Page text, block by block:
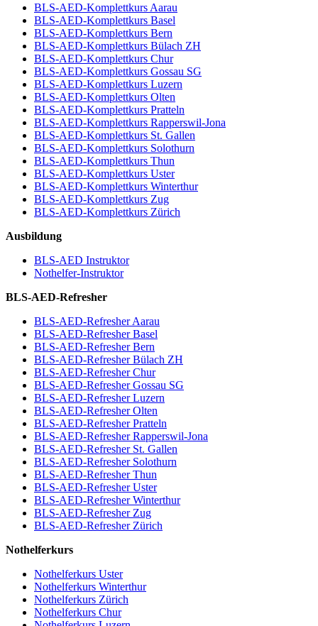
BLS-AED-Komplettkurs Aarau
BLS-AED-Komplettkurs Basel
BLS-AED-Komplettkurs Bern
BLS-AED-Komplettkurs Bülach ZH
BLS-AED-Komplettkurs Chur
BLS-AED-Komplettkurs Gossau SG
BLS-AED-Komplettkurs Luzern
BLS-AED-Komplettkurs Olten
BLS-AED-Komplettkurs Pratteln
BLS-AED-Komplettkurs Rapperswil-Jona
BLS-AED-Komplettkurs St. Gallen
BLS-AED-Komplettkurs Solothurn
BLS-AED-Komplettkurs Thun
BLS-AED-Komplettkurs Uster
BLS-AED-Komplettkurs Winterthur
BLS-AED-Komplettkurs Zug
BLS-AED-Komplettkurs Zürich
Ausbildung
BLS-AED Instruktor
Nothelfer-Instruktor
BLS-AED-Refresher
BLS-AED-Refresher Aarau
BLS-AED-Refresher Basel
BLS-AED-Refresher Bern
BLS-AED-Refresher Bülach ZH
BLS-AED-Refresher Chur
BLS-AED-Refresher Gossau SG
BLS-AED-Refresher Luzern
BLS-AED-Refresher Olten
BLS-AED-Refresher Pratteln
BLS-AED-Refresher Rapperswil-Jona
BLS-AED-Refresher St. Gallen
BLS-AED-Refresher Solothurn
BLS-AED-Refresher Thun
BLS-AED-Refresher Uster
BLS-AED-Refresher Winterthur
BLS-AED-Refresher Zug
BLS-AED-Refresher Zürich
Nothelferkurs
Nothelferkurs Uster
Nothelferkurs Winterthur
Nothelferkurs Zürich
Nothelferkurs Chur